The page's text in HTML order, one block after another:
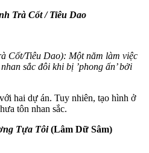
Trà Cốt / Tiêu Dao
Cốt/Tiêu Dao): Một năm làm việc
sắc đôi khi bị ’phong ấn’ bởi
hai dự án. Tuy nhiên, tạo hình ở
tôn nhan sắc.
Tựa Tôi(Lâm Dữ Sâm)